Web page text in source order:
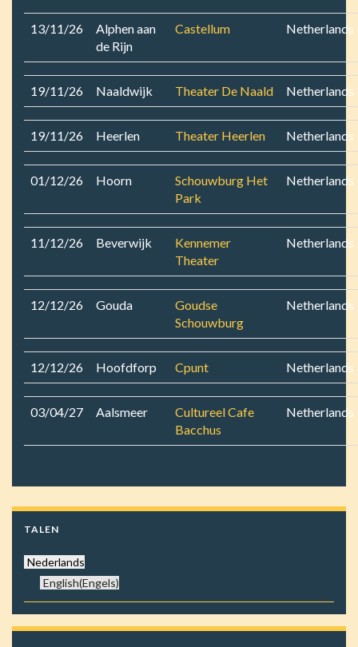
13/11/26
Alphen aan
de Rijn
Castellum Netherlands
19/11/26 Naaldwijk Theater De Naald Netherlands
19/11/26 Heerlen Theater Heerlen Netherlands
01/12/26 Hoorn
Schouwburg Het
Park
Netherlands
11/12/26 Beverwijk
Kennemer
Theater
Netherlands
12/12/26 Gouda
Goudse
Schouwburg
Netherlands
12/12/26 Hoofdforp Cpunt Netherlands
03/04/27 Aalsmeer
Cultureel Cafe
Bacchus
Netherlands
TALEN
Nederlands
English(Engels)